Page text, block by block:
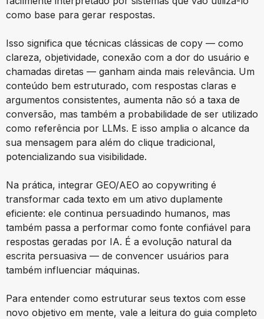
como base para gerar respostas.
Isso significa que técnicas clássicas de copy — como
clareza, objetividade, conexão com a dor do usuário e
chamadas diretas — ganham ainda mais relevância. Um
conteúdo bem estruturado, com respostas claras e
argumentos consistentes, aumenta não só a taxa de
conversão, mas também a probabilidade de ser utilizado
como referência por LLMs. E isso amplia o alcance da
sua mensagem para além do clique tradicional,
potencializando sua visibilidade.
Na prática, integrar GEO/AEO ao copywriting é
transformar cada texto em um ativo duplamente
eficiente: ele continua persuadindo humanos, mas
também passa a performar como fonte confiável para
respostas geradas por IA. É a evolução natural da
escrita persuasiva — de convencer usuários para
também influenciar máquinas.
Para entender como estruturar seus textos com esse
novo objetivo em mente, vale a leitura do guia completo